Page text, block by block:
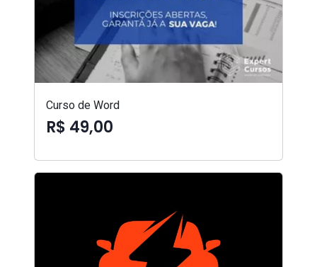
Curso de Word
R$ 49,00